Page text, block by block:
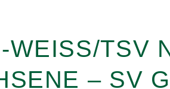
WEISS/TSV
– SV